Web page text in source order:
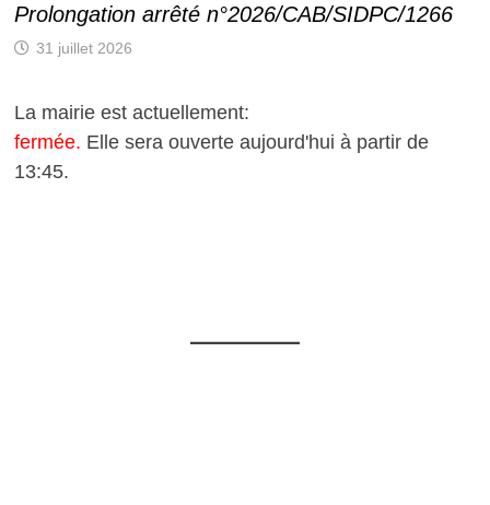
Prolongation arrêté n°2026/CAB/SIDPC/1266
31 juillet 2026
La mairie est actuellement:
fermée. Elle sera ouverte aujourd'hui à partir de
13:45.